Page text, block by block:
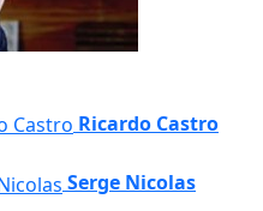
Ricardo Castro
Serge Nicolas